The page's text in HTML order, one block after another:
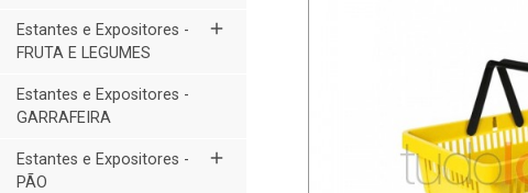
Estantes e Expositores -
FRUTA E LEGUMES
add
Estantes e Expositores -
GARRAFEIRA
Estantes e Expositores -
PÃO
add